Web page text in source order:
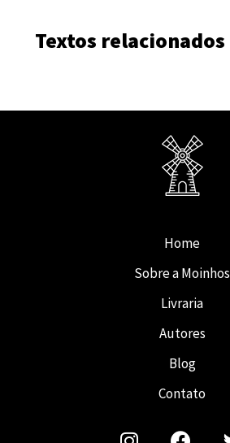
Textos relacionados
Home
Sobre a Moinhos
Livraria
Autores
Blog
Contato